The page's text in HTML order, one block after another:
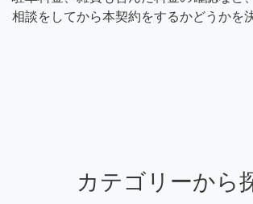
相談をしてから本契約をするかどうかを
カテゴリーから